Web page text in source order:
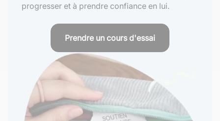
progresser et à prendre confiance en lui.
Prendre un cours d'essai